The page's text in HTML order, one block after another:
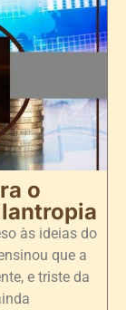
o
às ideias do
que a
e triste da